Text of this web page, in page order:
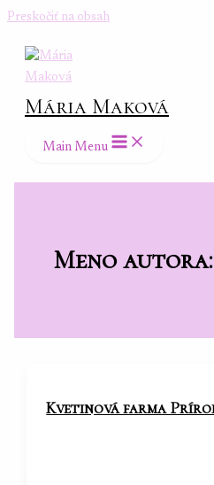
Preskočiť na obsah
Mária Maková
Main Menu
Meno
Kvetinová farma